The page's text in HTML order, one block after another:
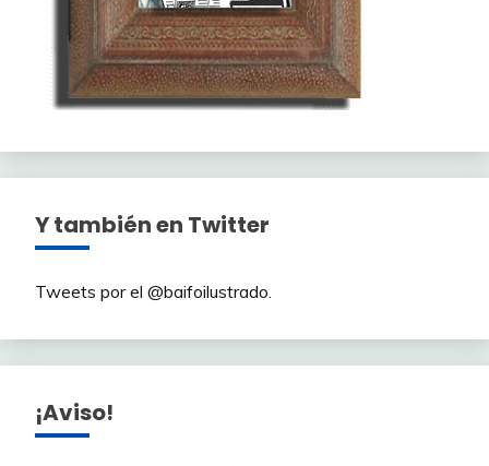
Y también en Twitter
Tweets por el @baifoilustrado.
¡Aviso!